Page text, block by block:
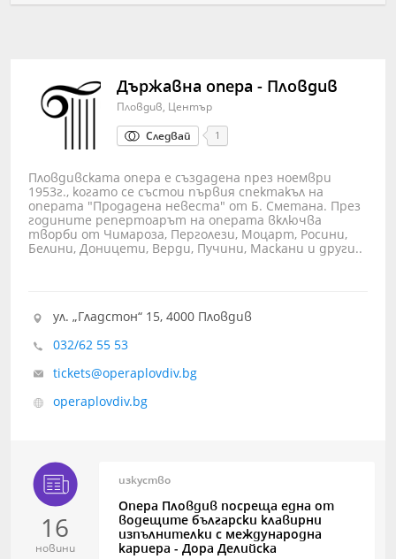
Държавна опера - Пловдив
Пловдив, Център
Следвай
1
Пловдивската опера е създадена през ноември
1953г., когато се състои първия спектакъл на
операта "Продадена невеста" от Б. Сметана. През
годините репертоарът на операта включва
творби от Чимароза, Перголези, Моцарт, Росини,
Белини, Доницети, Верди, Пучини, Маскани и други..
ул. „Гладстон“ 15, 4000 Пловдив
032/62 55 53
tickets@operaplovdiv.bg
operaplovdiv.bg
16
новини
изкуство
Опера Пловдив посреща една от
водещите български клавирни
изпълнителки с международна
кариера - Дора Делийска